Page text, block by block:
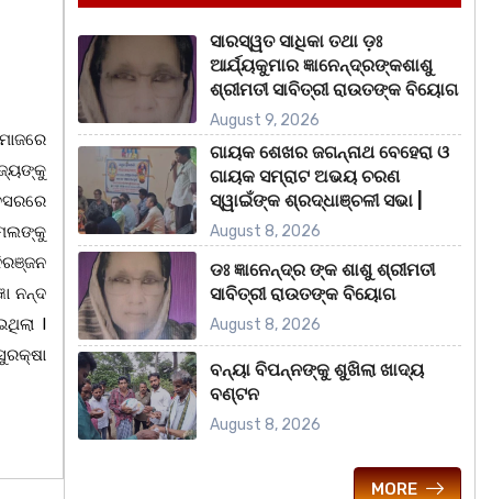
ନନ୍ଦ
I
ସାରସ୍ୱତ ସାଧିକା ତଥା ଡ଼ଃ
ଆର୍ଯ୍ୟକୁମାର ଜ୍ଞାନେନ୍ଦ୍ରଙ୍କଶାଶୁ
ଶ୍ରୀମତୀ ସାବିତ୍ରୀ ରାଉତଙ୍କ ବିୟୋଗ
August 9, 2026
ଗାୟକ ଶେଖର ଜଗନ୍ନାଥ ବେହେରା ଓ
ଗାୟକ ସମ୍ରାଟ ଅଭୟ ଚରଣ
ସ୍ୱାଇଁଙ୍କ ଶ୍ରଦ୍ଧାଞ୍ଚଳୀ ସଭା |
August 8, 2026
ଡଃ ଜ୍ଞାନେନ୍ଦ୍ର ଙ୍କ ଶାଶୁ ଶ୍ରୀମତୀ
ସାବିତ୍ରୀ ରାଉତଙ୍କ ବିୟୋଗ
August 8, 2026
ବନ୍ୟା ବିପନ୍ନଙ୍କୁ ଶୁଖିଲା ଖାଦ୍ୟ
ବଣ୍ଟନ
August 8, 2026
MORE